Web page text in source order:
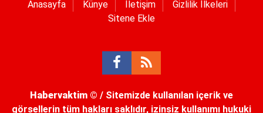
Anasayfa Künye İletişim
Gizlilik İlkeleri
Sitene Ekle
Habervaktim © / Sitemizde kullanılan içerik ve
görsellerin tüm hakları saklıdır, izinsiz kullanımı hukuki